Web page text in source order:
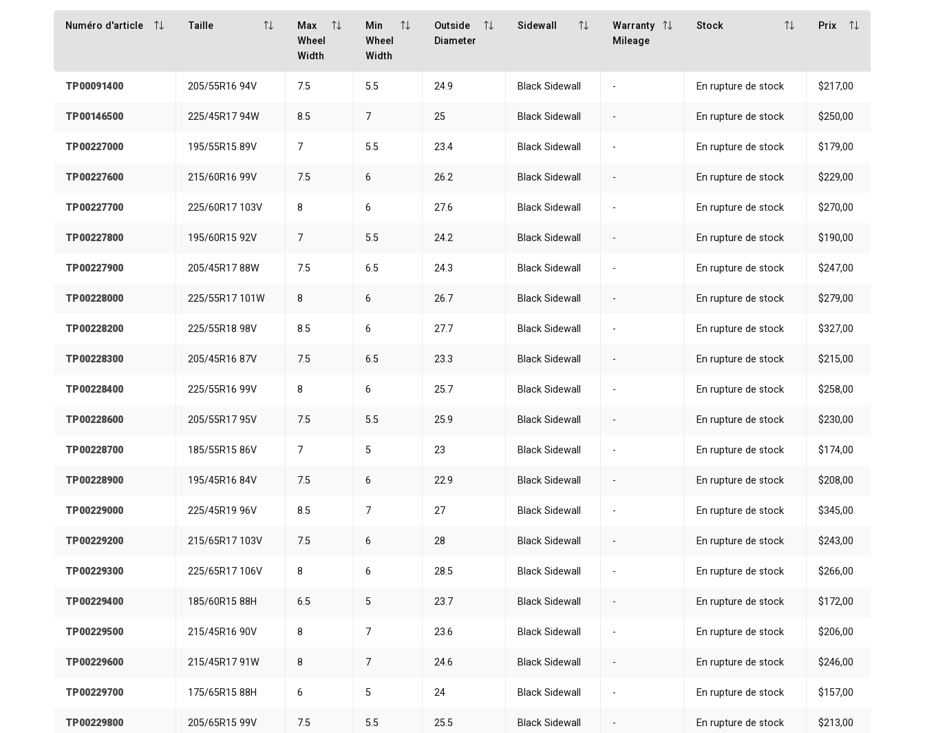
Numéro d'article Taille
Max
Wheel
Width
Min
Wheel
Width
Outside
Diameter
Sidewall
Warranty
Mileage
Stock Prix
TP00091400 205/55R16 94V 7.5 5.5 24.9 Black Sidewall - En rupture de stock $217,00
TP00146500 225/45R17 94W 8.5 7 25 Black Sidewall - En rupture de stock $250,00
TP00227000 195/55R15 89V 7 5.5 23.4 Black Sidewall - En rupture de stock $179,00
TP00227600 215/60R16 99V 7.5 6 26.2 Black Sidewall - En rupture de stock $229,00
TP00227700 225/60R17 103V 8 6 27.6 Black Sidewall - En rupture de stock $270,00
TP00227800 195/60R15 92V 7 5.5 24.2 Black Sidewall - En rupture de stock $190,00
TP00227900 205/45R17 88W 7.5 6.5 24.3 Black Sidewall - En rupture de stock $247,00
TP00228000 225/55R17 101W 8 6 26.7 Black Sidewall - En rupture de stock $279,00
TP00228200 225/55R18 98V 8.5 6 27.7 Black Sidewall - En rupture de stock $327,00
TP00228300 205/45R16 87V 7.5 6.5 23.3 Black Sidewall - En rupture de stock $215,00
TP00228400 225/55R16 99V 8 6 25.7 Black Sidewall - En rupture de stock $258,00
TP00228600 205/55R17 95V 7.5 5.5 25.9 Black Sidewall - En rupture de stock $230,00
TP00228700 185/55R15 86V 7 5 23 Black Sidewall - En rupture de stock $174,00
TP00228900 195/45R16 84V 7.5 6 22.9 Black Sidewall - En rupture de stock $208,00
TP00229000 225/45R19 96V 8.5 7 27 Black Sidewall - En rupture de stock $345,00
TP00229200 215/65R17 103V 7.5 6 28 Black Sidewall - En rupture de stock $243,00
TP00229300 225/65R17 106V 8 6 28.5 Black Sidewall - En rupture de stock $266,00
TP00229400 185/60R15 88H 6.5 5 23.7 Black Sidewall - En rupture de stock $172,00
TP00229500 215/45R16 90V 8 7 23.6 Black Sidewall - En rupture de stock $206,00
TP00229600 215/45R17 91W 8 7 24.6 Black Sidewall - En rupture de stock $246,00
TP00229700 175/65R15 88H 6 5 24 Black Sidewall - En rupture de stock $157,00
TP00229800 205/65R15 99V 7.5 5.5 25.5 Black Sidewall - En rupture de stock $213,00